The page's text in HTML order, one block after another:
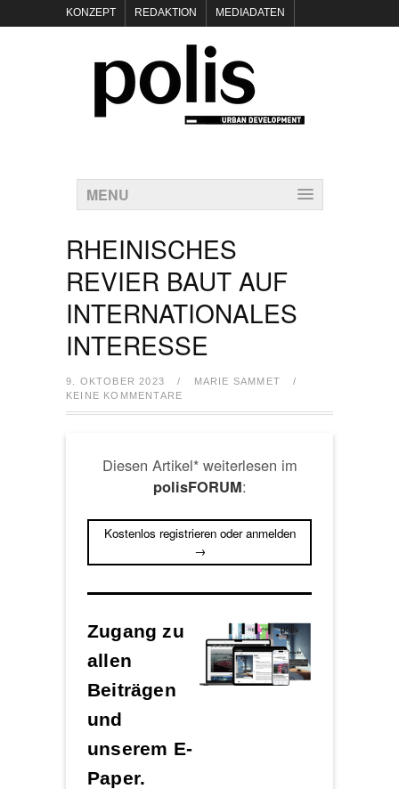
KONZEPT REDAKTION MEDIADATEN
POLIS KEYNOTES
KONTAKT DATENSCHUTZ IMPRESSUM
MENU
RHEINISCHES
REVIER BAUT AUF
INTERNATIONALES
INTERESSE
9. OKTOBER 2023 / MARIE SAMMET
/
KEINE KOMMENTARE
Diesen Artikel* weiterlesen im
polisFORUM:
Kostenlos registrieren oder anmelden
→
Zugang zu
allen
Beiträgen
und
unserem E-
Paper.